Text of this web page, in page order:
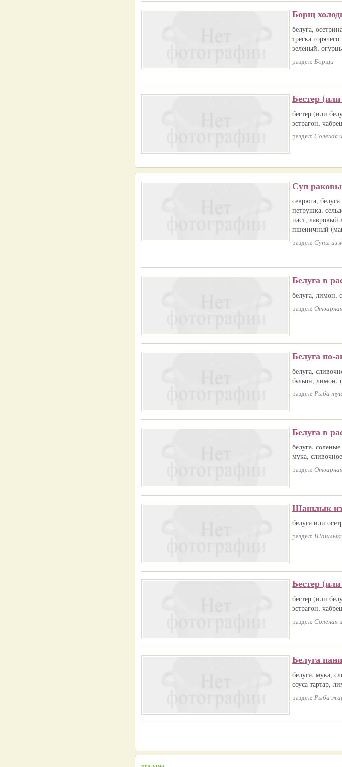
Борщ
белуга,
треска
зеленый,
раздел: Борщи
Бестер
бестер (или
эстрагон,
раздел: Соленая
Суп
севрюга,
петрушка,
паст, лавровый
пшеничный
раздел: Супы из
Белуга в
белуга, лимон,
раздел:
Белуга по-
белуга,
бульон, лимон,
раздел: Рыба
Белуга в
белуга,
мука,
раздел:
Шашлык из
белуга или
раздел:
Бестер
бестер (или
эстрагон,
раздел: Соленая
Белуга
белуга, мука,
соуса тартар,
раздел: Рыба